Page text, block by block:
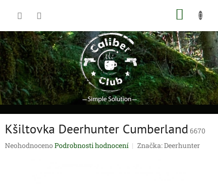
Kšiltovka Deerhunter Cumberland 6670
Průměrné
Neohodnoceno Podrobnosti hodnocení Značka:Deerhunter